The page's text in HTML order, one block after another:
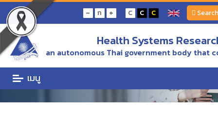
- ก + C C C Search
Health Systems
an autonomous Thai government body that
เมนู
Home
ข่าว/ความเคลื่อนไหว
สวรส.จับมือศูนย์ความร่วมมือไทย-สหรัฐ ด้านสาธารณสุข ยกระดับการแก้ปัญหา-พัฒนา
ระบบสุขภาพประชากรข้ามชาติ
ข่าว/ความเคลื่อนไหว
ข่าว/ความเคลื่อนไหว